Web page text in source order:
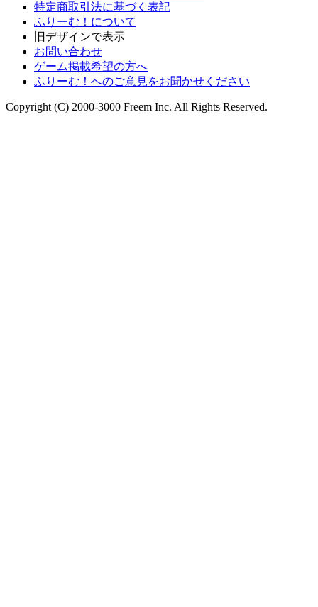
特定商取引法に基づく表記
ふりーむ！について
旧デザインで表示
お問い合わせ
ゲーム掲載希望の方へ
ふりーむ！へのご意見をお聞かせください
Copyright (C) 2000-3000 Freem Inc. All Rights Reserved.